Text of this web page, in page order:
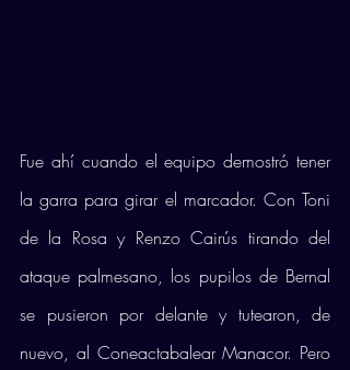
Fue ahí cuando el equipo demostró tener
la garra para girar el marcador. Con Toni
de la Rosa y Renzo Cairús tirando del
ataque palmesano, los pupilos de Bernal
se pusieron por delante y tutearon, de
nuevo, al Coneactabalear Manacor. Pero